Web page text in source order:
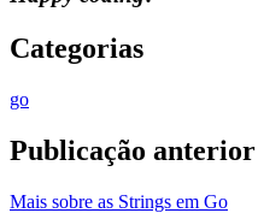
Categorias
go
Publicação anterior
Mais sobre as Strings em Go